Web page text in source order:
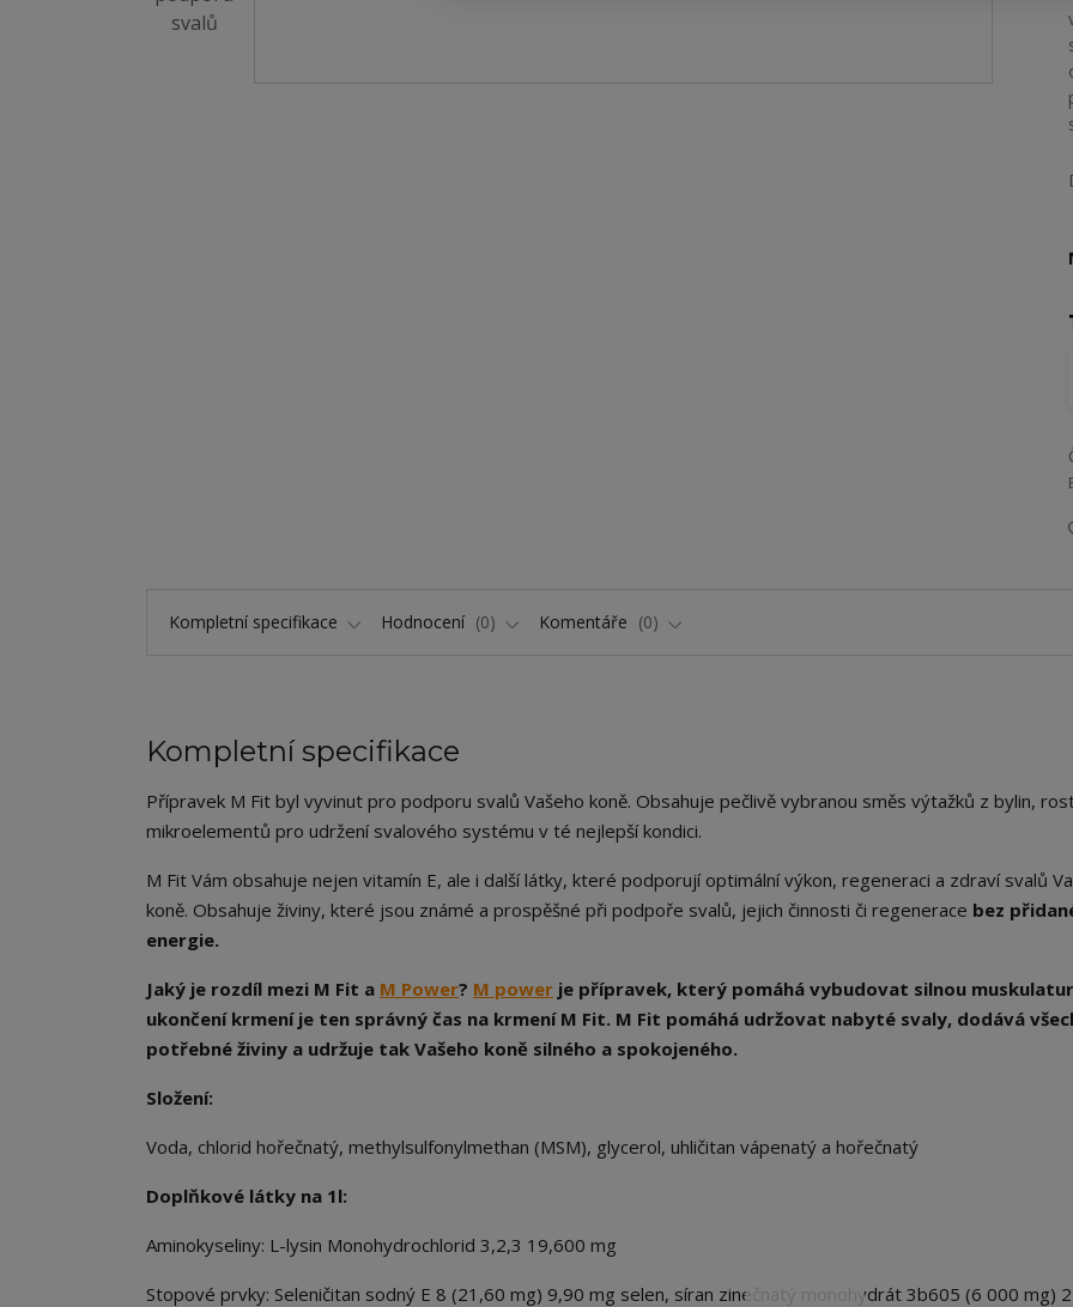
Kompletní specifikace Hodnocení 0 Komentáře 0
Kompletní specifikace
Přípravek M Fit byl vyvinut pro podporu svalů Vašeho koně. Obsahuje pečlivě vybranou směs výtažků z bylin,
mikroelementů pro udržení svalového systému v té nejlepší kondici.
M Fit Vám obsahuje nejen vitamín E, ale i další látky, které podporují optimální výkon, regeneraci a zdraví svalů
koně. Obsahuje živiny, které jsou známé a prospěšné při podpoře svalů, jejich činnosti či regenerace bez
energie.
Jaký je rozdíl mezi M Fit a M Power? M power je přípravek, který pomáhá vybudovat silnou
ukončení krmení je ten správný čas na krmení M Fit. M Fit pomáhá udržovat nabyté svaly, dodává
potřebné živiny a udržuje tak Vašeho koně silného a spokojeného.
Složení:
Voda, chlorid hořečnatý, methylsulfonylmethan (MSM), glycerol, uhličitan vápenatý a hořečnatý
Doplňkové látky na 1l:
Aminokyseliny: L-lysin Monohydrochlorid 3,2,3 19,600 mg
Stopové prvky: Seleničitan sodný E 8 (21,60 mg) 9,90 mg selen, síran zinečnatý monohydrát 3b605 (6 000 mg)